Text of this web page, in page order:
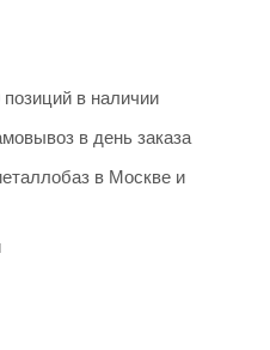
в наличии
в день заказа
в Москве и